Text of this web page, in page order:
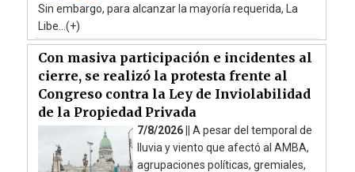
Sin embargo, para alcanzar la mayoría requerida, La
Libe...(+)
Con masiva participación e incidentes al
cierre, se realizó la protesta frente al
Congreso contra la Ley de Inviolabilidad
de la Propiedad Privada
7/8/2026 || A pesar del temporal de
lluvia y viento que afectó al AMBA,
agrupaciones políticas, gremiales,